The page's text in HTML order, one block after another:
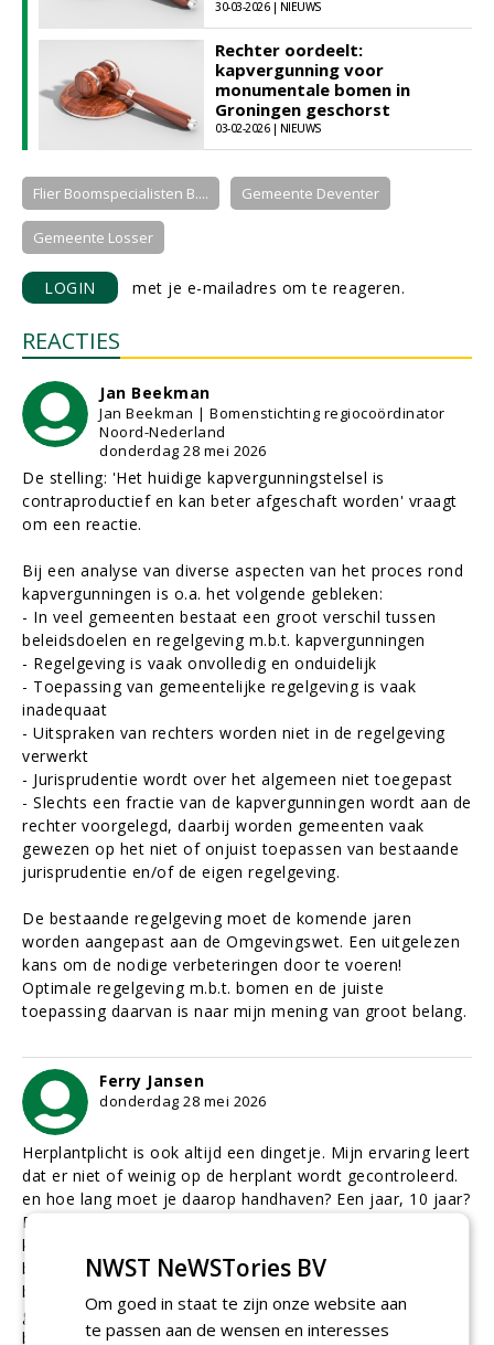
30-03-2026 | NIEUWS
Rechter oordeelt:
kapvergunning voor
monumentale bomen in
Groningen geschorst
03-02-2026 | NIEUWS
Flier Boomspecialisten B.... Gemeente Deventer
Gemeente Losser
LOGIN met je e-mailadres om te reageren.
REACTIES
Jan Beekman
Jan Beekman | Bomenstichting regiocoördinator
Noord-Nederland
donderdag 28 mei 2026
De stelling: 'Het huidige kapvergunningstelsel is
contraproductief en kan beter afgeschaft worden' vraagt
om een reactie.
Bij een analyse van diverse aspecten van het proces rond
kapvergunningen is o.a. het volgende gebleken:
- In veel gemeenten bestaat een groot verschil tussen
beleidsdoelen en regelgeving m.b.t. kapvergunningen
- Regelgeving is vaak onvolledig en onduidelijk
- Toepassing van gemeentelijke regelgeving is vaak
inadequaat
- Uitspraken van rechters worden niet in de regelgeving
verwerkt
- Jurisprudentie wordt over het algemeen niet toegepast
- Slechts een fractie van de kapvergunningen wordt aan de
rechter voorgelegd, daarbij worden gemeenten vaak
gewezen op het niet of onjuist toepassen van bestaande
jurisprudentie en/of de eigen regelgeving.
De bestaande regelgeving moet de komende jaren
worden aangepast aan de Omgevingswet. Een uitgelezen
kans om de nodige verbeteringen door te voeren!
Optimale regelgeving m.b.t. bomen en de juiste
toepassing daarvan is naar mijn mening van groot belang.
Ferry Jansen
donderdag 28 mei 2026
Herplantplicht is ook altijd een dingetje. Mijn ervaring leert
dat er niet of weinig op de herplant wordt gecontroleerd.
en hoe lang moet je daarop handhaven? Een jaar, 10 jaar?
Een ander manier is om bij een verlenen van een
kapvergunning diegene een bijdrage te laten doen in een
bomenfonds. Geen herplantplicht dus, maar een financiële
bijdrage. Die bijdrage en het bomenfonds kan vervolgens
gebruikt worden om gratis bijvoorbeeld één keer per jaar
bomen uit te delen aan bewoners en bedrijven.
NWST NeWSTories BV
Om goed in staat te zijn onze website aan
te passen aan de wensen en interesses